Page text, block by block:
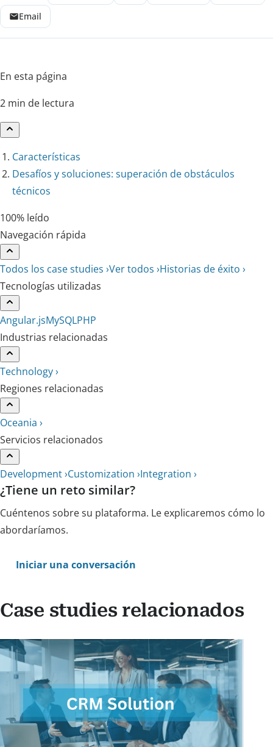
Email
En esta página
2 min de lectura
Características
Desafíos y soluciones: superación de obstáculos
técnicos
100% leído
Navegación rápida
Todos los case studies ›Ver todos ›Historias de éxito ›
Tecnologías utilizadas
Angular.jsMySQLPHP
Industrias relacionadas
Technology ›
Regiones relacionadas
Oceania ›
Servicios relacionados
Development ›Customization ›Integration ›
¿Tiene un reto similar?
Cuéntenos sobre su plataforma. Le explicaremos cómo lo
abordaríamos.
Iniciar una conversación
Case studies relacionados